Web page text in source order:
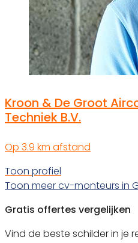
Kroon & De Groot
Techniek B.V.
Op 3.9 km afstand
Toon profiel
Toon meer cv-monteurs in
Gratis offertes vergelijken
Vind de beste schilder in je